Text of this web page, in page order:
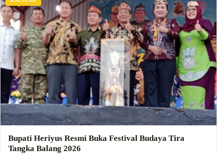
Bupati Heriyus Resmi Buka Festival Budaya Tira
Tangka Balang 2026